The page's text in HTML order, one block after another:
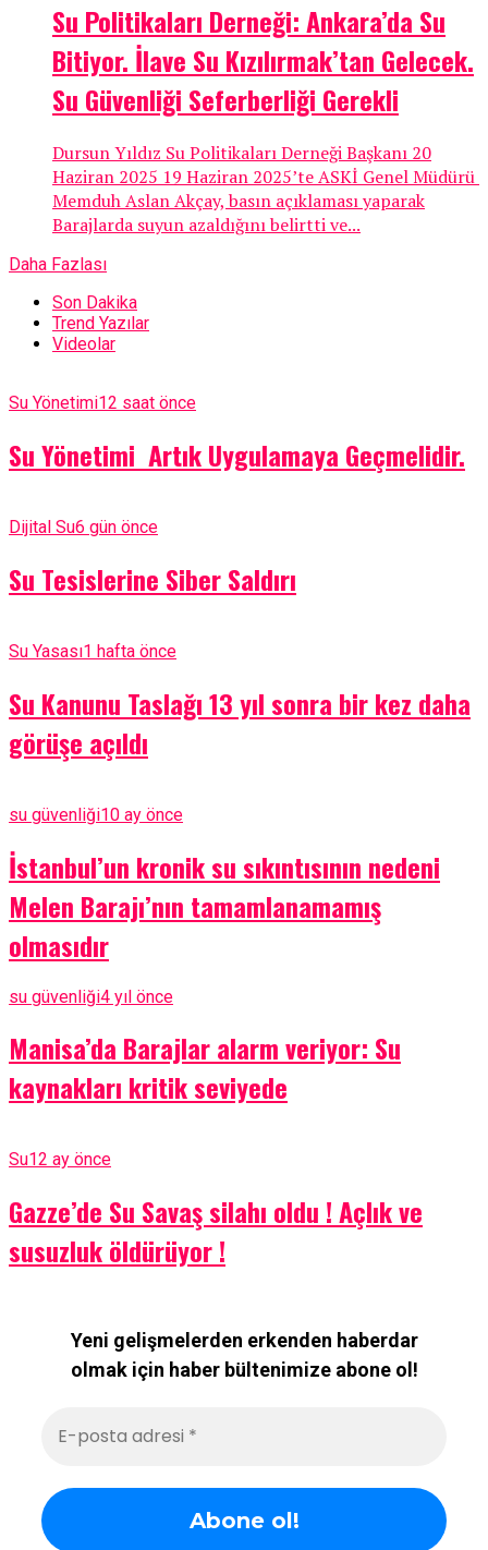
Su Politikaları Derneği: Ankara’da Su
Bitiyor. İlave Su Kızılırmak’tan Gelecek.
Su Güvenliği Seferberliği Gerekli
Dursun Yıldız Su Politikaları Derneği Başkanı 20
Haziran 2025 19 Haziran 2025’te ASKİ Genel Müdürü
Memduh Aslan Akçay, basın açıklaması yaparak
Barajlarda suyun azaldığını belirtti ve...
Daha Fazlası
Son Dakika
Trend Yazılar
Videolar
Su Yönetimi12 saat önce
Su Yönetimi Artık Uygulamaya Geçmelidir.
Dijital Su6 gün önce
Su Tesislerine Siber Saldırı
Su Yasası1 hafta önce
Su Kanunu Taslağı 13 yıl sonra bir kez daha
görüşe açıldı
su güvenliği10 ay önce
İstanbul’un kronik su sıkıntısının nedeni
Melen Barajı’nın tamamlanamamış
olmasıdır
su güvenliği4 yıl önce
Manisa’da Barajlar alarm veriyor: Su
kaynakları kritik seviyede
Su12 ay önce
Gazze’de Su Savaş silahı oldu ! Açlık ve
susuzluk öldürüyor !
Yeni gelişmelerden erkenden haberdar
olmak için haber bültenimize abone ol!